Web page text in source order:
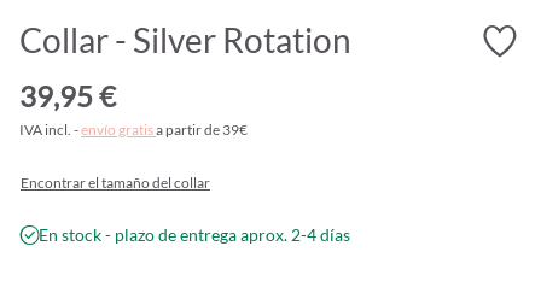
Collar - Silver Rotation
39,95 €
IVA incl. -envío gratisa partir de 39€
Encontrar el tamaño del collar
En stock - plazo de entrega aprox. 2-4 días